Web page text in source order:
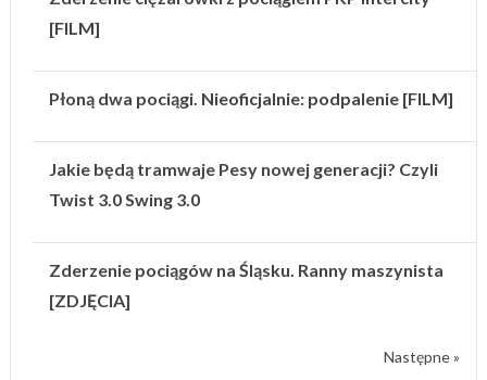
[FILM]
Płoną dwa pociągi. Nieoficjalnie: podpalenie [FILM]
Jakie będą tramwaje Pesy nowej generacji? Czyli
Twist 3.0 Swing 3.0
Zderzenie pociągów na Śląsku. Ranny maszynista
[ZDJĘCIA]
Następne »